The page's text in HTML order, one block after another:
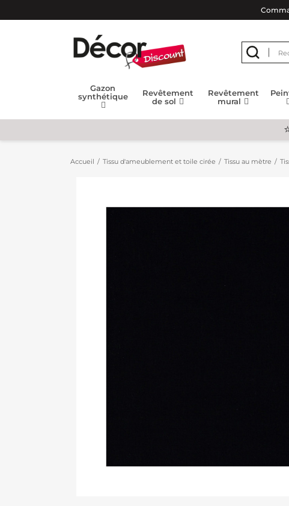
Gazon
synthétique
Revêtement
de sol
Revêtement
mural
Accueil Tissu d'ameublement et toile cirée Tissu au mètre